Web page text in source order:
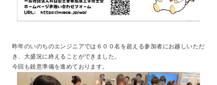
昨年のいのちのエンジニアでは６００名を超える参加者にお越しいただ
き、大盛況に終えることができました。
今回も鋭意準備を進めております。